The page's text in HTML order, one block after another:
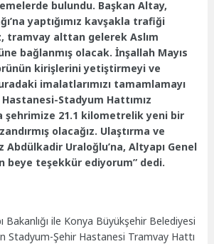
bulundu. Başkan Altay,
yaptığımız kavşakla trafiği
tramvay alttan gelerek Aslım
bağlanmış olacak. İnşallah Mayıs
kirişlerini yetiştirmeyi ve
imalatlarımızı tamamlamayı
Stadyum Hattımız
şehrimize 21.1 kilometrelik yeni bir
olacağız. Ulaştırma ve
Abdülkadir Uraloğlu’na, Altyapı Genel
beye teşekkür ediyorum” dedi.
Bakanlığı ile Konya Büyükşehir Belediyesi
Stadyum-Şehir Hastanesi Tramvay Hattı